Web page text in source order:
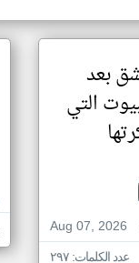
بعد
التي
Aug 07, 2026
عدد الكلمات: ٢٩٧